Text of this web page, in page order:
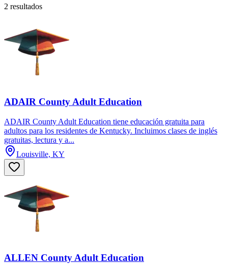
2 resultados
ADAIR County Adult Education
ADAIR County Adult Education tiene educación gratuita para
adultos para los residentes de Kentucky. Incluimos clases de inglés
gratuitas, lectura y a...
Louisville, KY
ALLEN County Adult Education